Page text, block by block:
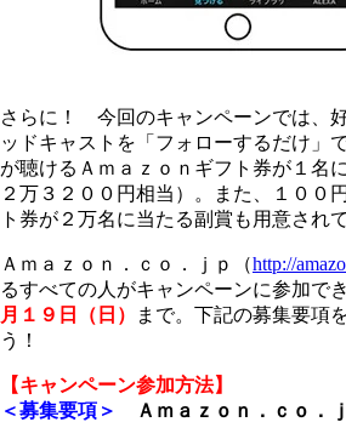
さらに！ 今回のキャンペーンでは、
ッドキャストを「フォローするだけ」
が聴けるＡｍａｚｏｎギフト券が１名
２万３２００円相当）。また、１００
ト券が２万名に当たる副賞も用意され
Ａｍａｚｏｎ．ｃｏ．ｊｐ（http://
るすべての人がキャンペーンに参加で
月１９日（日）
まで。下記の募集要項
う！
【キャンペーン参加方法】
＜募集要項＞
Ａｍａｚｏｎ．ｃｏ．